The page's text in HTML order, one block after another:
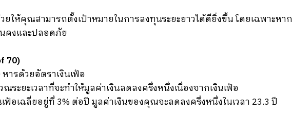
ให้คุณสามารถตั้งเป้าหมายในการลงทุนระยะยาวได้ดียิ่งขึ้น โดยเฉพาะห
คงและปลอดภัย
70)
ารด้วยอัตราเงินเฟ้อ
ระยะเวลาที่จะทำให้มูลค่าเงินลดลงครึ่งหนึ่งเนื่องจากเงินเฟ้อ
ฟ้อเฉลี่ยอยู่ที่ 3% ต่อปี มูลค่าเงินของคุณจะลดลงครึ่งหนึ่งในเวลา 23.3 ปี